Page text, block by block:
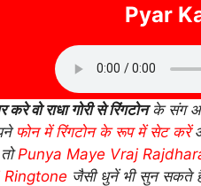
Pyar
करे वो राधा गोरी से रिंगटोनके संग
फोन में रिंगटोन के रूप में सेट करें
Punya Maye Vraj
Ringtone जैसी धुनें भी सुन सकते